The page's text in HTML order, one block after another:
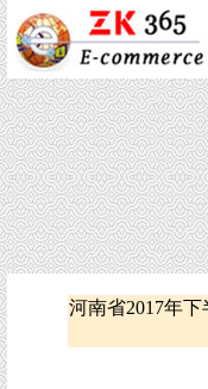
河南省2017年